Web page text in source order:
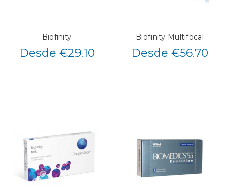
Biofinity
Desde €29.10
Biofinity Multifocal
Desde €56.70